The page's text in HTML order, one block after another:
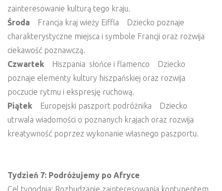
zainteresowanie kulturą tego kraju.
Środa
Francja kraj wieży Eiffla Dziecko poznaje
charakterystyczne miejsca i symbole Francji oraz rozwija
ciekawość poznawczą.
Czwartek Hiszpania słońce i flamenco Dziecko
poznaje elementy kultury hiszpańskiej oraz rozwija
poczucie rytmu i ekspresję ruchową.
Piątek
Europejski paszport podróżnika Dziecko
utrwala wiadomości o poznanych krajach oraz rozwija
kreatywność poprzez wykonanie własnego paszportu.
Tydzień 7: Podróżujemy po Afryce